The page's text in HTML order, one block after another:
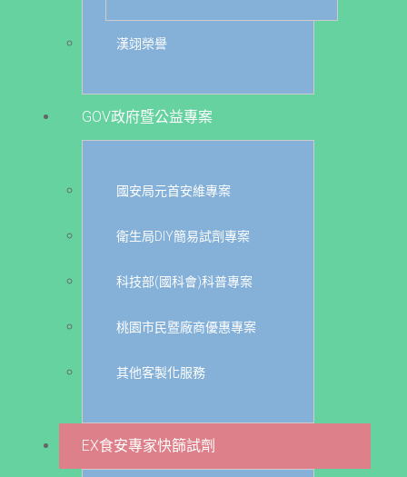
漢翊榮譽
GOV政府暨公益專案
國安局元首安維專案
衛生局DIY簡易試劑專案
科技部(國科會)科普專案
桃園市民暨廠商優惠專案
其他客製化服務
EX食安專家快篩試劑